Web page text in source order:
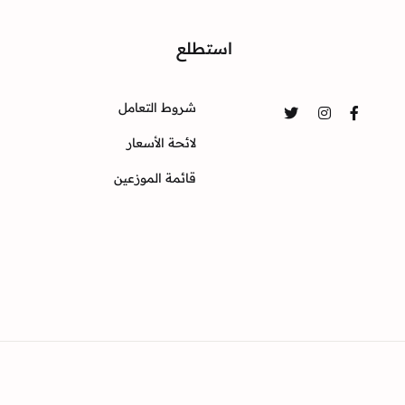
Facebook
Instagram
Twitter
استطلع
شروط التعامل
لائحة الأسعار
قائمة الموزعين